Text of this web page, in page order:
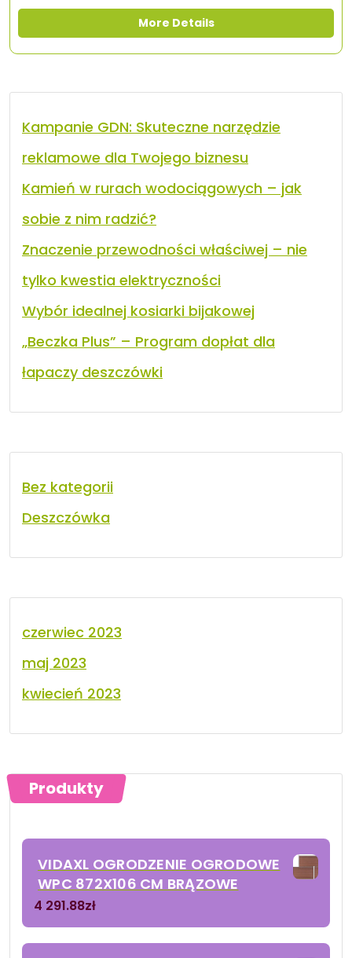
More Details
Kampanie GDN: Skuteczne narzędzie
reklamowe dla Twojego biznesu
Kamień w rurach wodociągowych – jak
sobie z nim radzić?
Znaczenie przewodności właściwej – nie
tylko kwestia elektryczności
Wybór idealnej kosiarki bijakowej
„Beczka Plus” – Program dopłat dla
łapaczy deszczówki
Bez kategorii
Deszczówka
czerwiec 2023
maj 2023
kwiecień 2023
Produkty
VIDAXL OGRODZENIE OGRODOWE
WPC 872X106 CM BRĄZOWE
4 291.88zł